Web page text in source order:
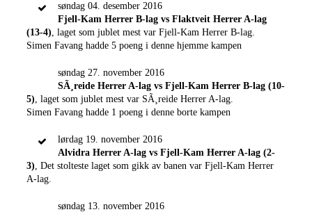
søndag 04. desember 2016
Fjell-Kam Herrer B-lag vs Flaktveit Herrer A-lag
(13-4), laget som jublet mest var Fjell-Kam Herrer B-lag.
Simen Favang hadde 5 poeng i denne hjemme kampen
søndag 27. november 2016
SÃ¸reide Herrer A-lag vs Fjell-Kam Herrer B-lag (10-
5), laget som jublet mest var SÃ¸reide Herrer A-lag.
Simen Favang hadde 1 poeng i denne borte kampen
lørdag 19. november 2016
Alvidra Herrer A-lag vs Fjell-Kam Herrer A-lag (2-
3), Det stolteste laget som gikk av banen var Fjell-Kam Herrer
A-lag.
søndag 13. november 2016